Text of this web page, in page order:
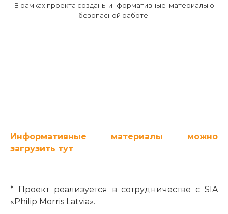
В рамках проекта созданы информативные материалы о
безопасной работе:
Информативные материалы можно
загрузить тут
* Проект реализуется в сотрудничестве с SIA
«Philip Morris Latvia».